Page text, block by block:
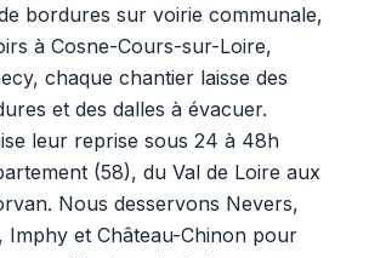
bordures sur voirie communale,
à Cosne-Cours-sur-Loire,
chaque chantier laisse des
et des dalles à évacuer.
leur reprise sous 24 à 48h
(58), du Val de Loire aux
Nous desservons Nevers,
Imphy et Château-Chinon pour